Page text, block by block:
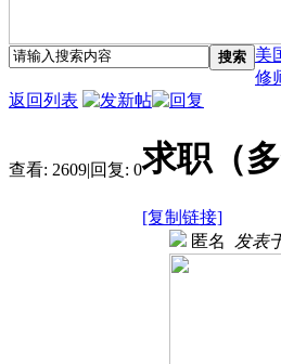
搜索 美
修
返回列表
查看: 2609|回复: 0求职（
[复制链接]
匿名 发表